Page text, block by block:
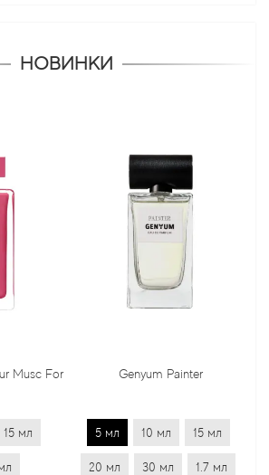
НОВИНКИ
For
мл
Genyum Painter
5 мл 10 мл 15 мл
20 мл 30 мл 1.7 мл